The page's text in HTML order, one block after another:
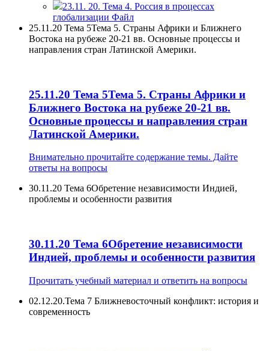
23.11. 20. Тема 4. Россия в процессах
глобализации Файл
25.11.20 Тема 5Тема 5. Страны Африки и Ближнего
Востока на рубеже 20-21 вв. Основные процессы и
направления стран Латинской Америки.
25.11.20 Тема 5Тема 5. Страны Африки и
Ближнего Востока на рубеже 20-21 вв.
Основные процессы и направления стран
Латинской Америки.
Внимательно прочитайте содержание темы. Дайте
ответы на вопросы
30.11.20 Тема 6Обретение независимости Индией,
проблемы и особенности развития
30.11.20 Тема 6Обретение независимости
Индией, проблемы и особенности развития
Прочитать учебный материал и ответить на вопросы
02.12.20.Тема 7 Ближневосточный конфликт: история и
современность